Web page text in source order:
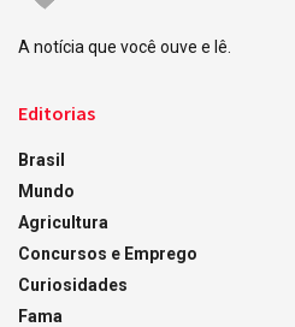
A notícia que você ouve e lê.
Editorias
Brasil
Mundo
Agricultura
Concursos e Emprego
Curiosidades
Fama